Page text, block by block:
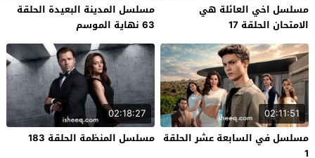
مسلسل اخي العائلة هي
الامتحان الحلقة 17
مسلسل المدينة البعيدة الحلقة
63 نهاية الموسم
02:11:51
مسلسل في السابعة عشر الحلقة
1
02:18:27
مسلسل المنظمة الحلقة 183